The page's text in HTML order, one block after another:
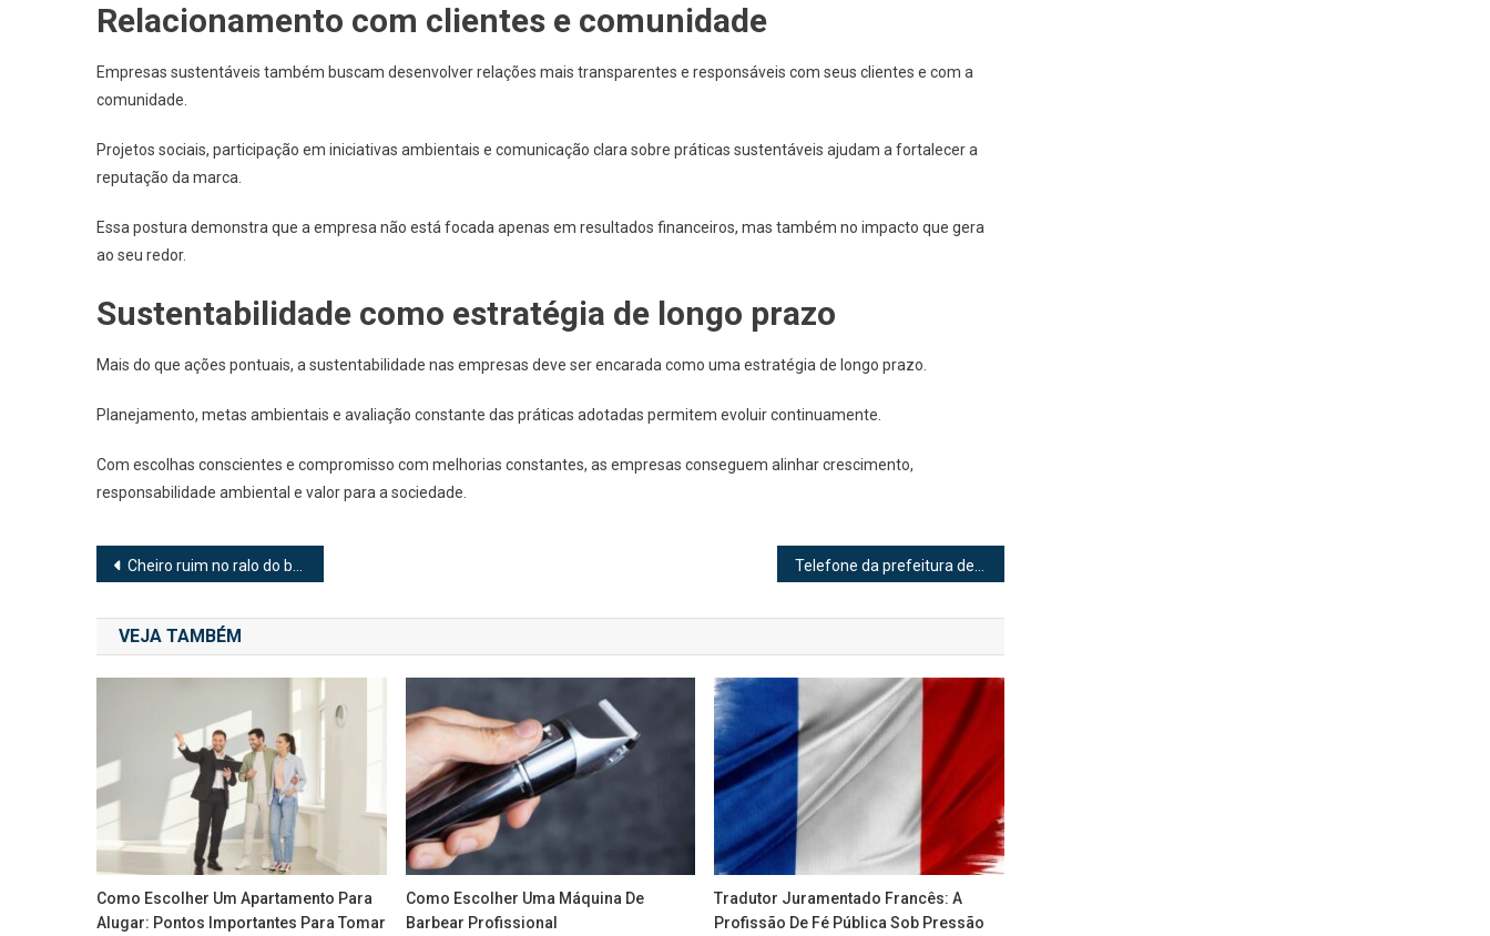
Relacionamento com clientes e comunidade
Empresas sustentáveis também buscam desenvolver relações mais transparentes e responsáveis com seus clientes e com a
comunidade.
Projetos sociais, participação em iniciativas ambientais e comunicação clara sobre práticas sustentáveis ajudam a fortalecer a
reputação da marca.
Essa postura demonstra que a empresa não está focada apenas em resultados financeiros, mas também no impacto que gera
ao seu redor.
Sustentabilidade como estratégia de longo prazo
Mais do que ações pontuais, a sustentabilidade nas empresas deve ser encarada como uma estratégia de longo prazo.
Planejamento, metas ambientais e avaliação constante das práticas adotadas permitem evoluir continuamente.
Com escolhas conscientes e compromisso com melhorias constantes, as empresas conseguem alinhar crescimento,
responsabilidade ambiental e valor para a sociedade.
Navegação
de
Post
Cheiro ruim no ralo do banheiro: causas, riscos e como resolver Telefone da prefeitura de Volta Redonda: como encontrar e quando utilizar
VEJA TAMBÉM
Como Escolher Um Apartamento Para
Alugar: Pontos Importantes Para Tomar
Como Escolher Uma Máquina De
Barbear Profissional
Tradutor Juramentado Francês: A
Profissão De Fé Pública Sob Pressão